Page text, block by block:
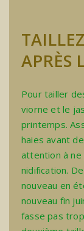
APRÈS
Pour tailler
viorne et le
printemps.
haies avant
attention à ne
nidification.
nouveau en
nouveau fin
fasse pas